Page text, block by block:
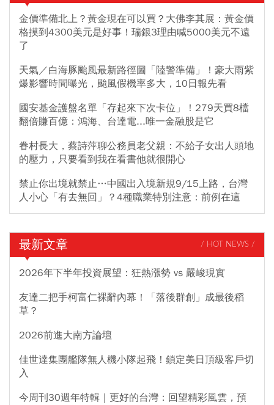
金價準備北上？黃金現在可以買？大佛李其展：黃金價
格摸到4300美元是好事！瑞銀3理由喊5000美元不遠
了
天氣／白海豚颱風最新路徑圖「陸警準備」！豪大雨紫
爆影響時間曝光，颱風假機率多大，10日報先看
國安基金護盤名單「存起來下次卡位」！279天買8檔
翻倍賺百億：鴻海、台達電...唯一金融股是它
眷村長大，蔡詩萍聊公務員老父親：不給子女出人頭地
的壓力，只要看到我在看書他就很開心
禁止你出境就禁止…中國出入境新規9/15上路，台灣
人小心「有去無回」？4種職業特別注意：前例在這
最新文章 / HOT NEWS /
2026年下半年投資展望：狂熱漲勢 vs 嚴峻現實
友達二把手柯富仁裸辭內幕！「落後群創」成最後稻
草？
2026前進大南方論壇
佳世達集團艦隊無人機小隊起飛！鎖定美日頂級客戶切
入
今周刊30週年特輯｜更好的台灣：回望精彩風雲，預